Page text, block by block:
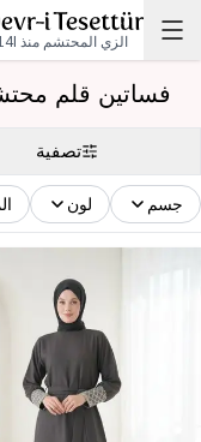
الزي المحتشم منذ 2014l
فساتين قلم
تصفية
جسم لون